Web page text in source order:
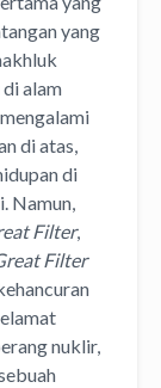
yang
alam
di atas,
di
Namun,
Filter,
Filter
nuklir,